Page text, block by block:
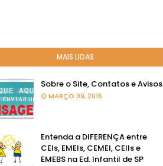
MAIS LIDAS
Sobre o Site, Contatos e Avisos
MARÇO 09, 2016
Entenda a DIFERENÇA entre
CEIs, EMEIs, CEMEI, CEIIs e
EMEBS na Ed. Infantil de SP